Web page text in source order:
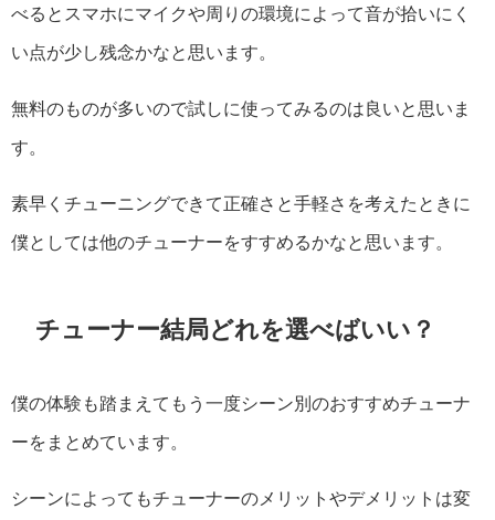
べるとスマホにマイクや周りの環境によって音が拾いにく
い点が少し残念かなと思います。
無料のものが多いので試しに使ってみるのは良いと思いま
す。
素早くチューニングできて正確さと手軽さを考えたときに
僕としては他のチューナーをすすめるかなと思います。
チューナー結局どれを選べばいい？
僕の体験も踏まえてもう一度シーン別のおすすめチューナ
ーをまとめています。
シーンによってもチューナーのメリットやデメリットは変